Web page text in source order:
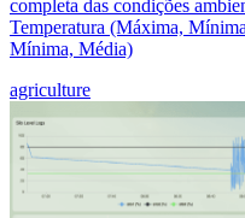
completa das condições
Temperatura (Máxima,
Mínima, Média)
agriculture